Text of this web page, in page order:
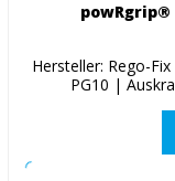
Hersteller: Rego-
PG10 |